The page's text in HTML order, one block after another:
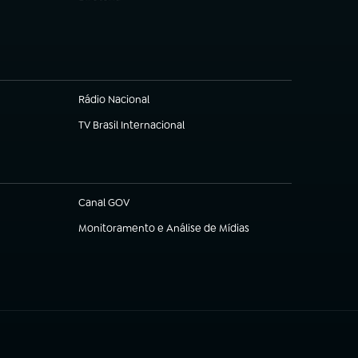
Rádio Nacional
(abre em nova aba)
TV Brasil Internacional
(abre em nova aba)
Canal GOV
(abre em nova aba)
Monitoramento e Análise de Mídias
(abre em nova aba)